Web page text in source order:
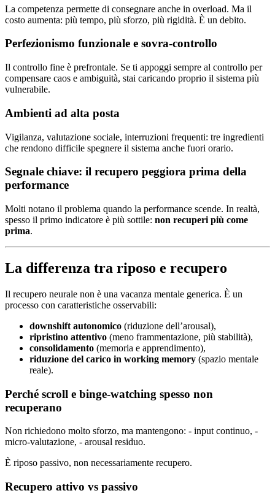
La competenza permette di consegnare anche in overload. Ma il
costo aumenta: più tempo, più sforzo, più rigidità. È un debito.
Perfezionismo funzionale e sovra-controllo
Il controllo fine è prefrontale. Se ti appoggi sempre al controllo per
compensare caos e ambiguità, stai caricando proprio il sistema più
vulnerabile.
Ambienti ad alta posta
Vigilanza, valutazione sociale, interruzioni frequenti: tre ingredienti
che rendono difficile spegnere il sistema anche fuori orario.
Segnale chiave: il recupero peggiora prima della
performance
Molti notano il problema quando la performance scende. In realtà,
spesso il primo indicatore è più sottile: non recuperi più come
prima.
La differenza tra riposo e recupero
Il recupero neurale non è una vacanza mentale generica. È un
processo con caratteristiche osservabili:
downshift autonomico (riduzione dell’arousal),
ripristino attentivo (meno frammentazione, più stabilità),
consolidamento (memoria e apprendimento),
riduzione del carico in working memory (spazio mentale
reale).
Perché scroll e binge-watching spesso non
recuperano
Non richiedono molto sforzo, ma mantengono: - input continuo, -
micro-valutazione, - arousal residuo.
È riposo passivo, non necessariamente recupero.
Recupero attivo vs passivo